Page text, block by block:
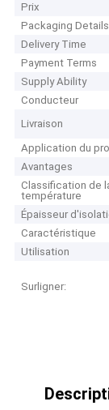
Prix
Packaging Details
Delivery Time
Payment Terms
Supply Ability
Conducteur
Livraison
Application du
Avantages
Classification de
température
Épaisseur
Caractéristique
Utilisation
Surligner: